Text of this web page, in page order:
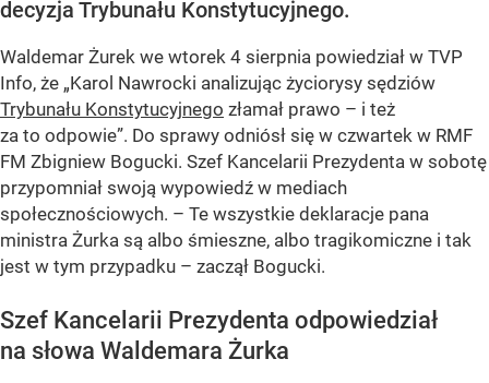
decyzja Trybunału Konstytucyjnego.
Waldemar Żurek we wtorek 4 sierpnia powiedział w TVP
Info, że „Karol Nawrocki analizując życiorysy sędziów
Trybunału Konstytucyjnego złamał prawo – i też
za to odpowie”. Do sprawy odniósł się w czwartek w RMF
FM Zbigniew Bogucki. Szef Kancelarii Prezydenta w sobotę
przypomniał swoją wypowiedź w mediach
społecznościowych. – Te wszystkie deklaracje pana
ministra Żurka są albo śmieszne, albo tragikomiczne i tak
jest w tym przypadku – zaczął Bogucki.
Szef Kancelarii Prezydenta odpowiedział
na słowa Waldemara Żurka